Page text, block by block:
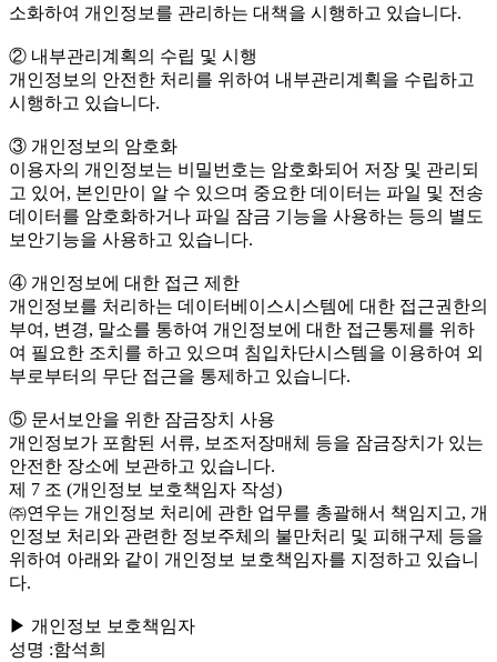
소화하여 개인정보를 관리하는 대책을 시행하고 있습니다.
② 내부관리계획의 수립 및 시행
개인정보의 안전한 처리를 위하여 내부관리계획을 수립하고
시행하고 있습니다.
③ 개인정보의 암호화
이용자의 개인정보는 비밀번호는 암호화되어 저장 및 관리되
고 있어, 본인만이 알 수 있으며 중요한 데이터는 파일 및 전송
데이터를 암호화하거나 파일 잠금 기능을 사용하는 등의 별도
보안기능을 사용하고 있습니다.
④ 개인정보에 대한 접근 제한
개인정보를 처리하는 데이터베이스시스템에 대한 접근권한의
부여, 변경, 말소를 통하여 개인정보에 대한 접근통제를 위하
여 필요한 조치를 하고 있으며 침입차단시스템을 이용하여 외
부로부터의 무단 접근을 통제하고 있습니다.
⑤ 문서보안을 위한 잠금장치 사용
개인정보가 포함된 서류, 보조저장매체 등을 잠금장치가 있는
안전한 장소에 보관하고 있습니다.
제 7 조 (개인정보 보호책임자 작성)
㈜연우는 개인정보 처리에 관한 업무를 총괄해서 책임지고, 개
인정보 처리와 관련한 정보주체의 불만처리 및 피해구제 등을
위하여 아래와 같이 개인정보 보호책임자를 지정하고 있습니
다.
▶ 개인정보 보호책임자
성명 :함석희